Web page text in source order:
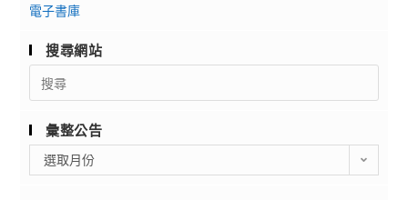
電子書庫
搜尋網站
Search
for:
彙整公告
整
選取月份